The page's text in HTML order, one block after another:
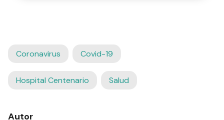
Coronavirus Covid-19
Hospital Centenario Salud
Autor